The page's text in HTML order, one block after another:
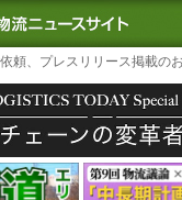
TODAY｜国内最大の
頼、プレスリリース掲載の